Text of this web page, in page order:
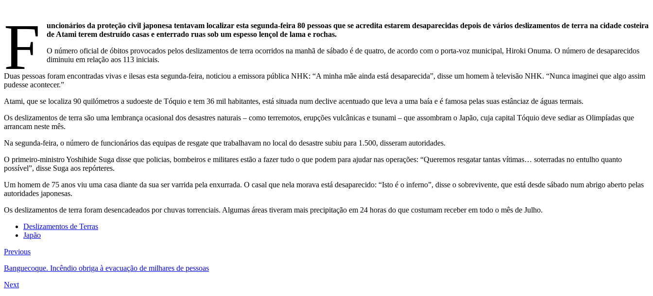
F
uncionários da proteção civil japonesa tentavam localizar esta segunda-feira 80 pessoas que se acredita estarem desaparecidas depois de vários deslizamentos de terra na cidade costeira
de Atami terem destruído casas e enterrado ruas sob um espesso lençol de lama e rochas.
O número oficial de óbitos provocados pelos deslizamentos de terra ocorridos na manhã de sábado é de quatro, de acordo com o porta-voz municipal, Hiroki Onuma. O número de desaparecidos
diminuiu em relação aos 113 iniciais.
Duas pessoas foram encontradas vivas e ilesas esta segunda-feira, noticiou a emissora pública NHK: “A minha mãe ainda está desaparecida”, disse um homem à televisão NHK. “Nunca imaginei que algo assim
pudesse acontecer.”
Atami, que se localiza 90 quilómetros a sudoeste de Tóquio e tem 36 mil habitantes, está situada num declive acentuado que leva a uma baía e é famosa pelas suas estânciaz de águas termais.
Os deslizamentos de terra são uma lembrança ocasional dos desastres naturais – como terremotos, erupções vulcânicas e tsunami – que assombram o Japão, cuja capital Tóquio deve sediar as Olimpíadas que
arrancam neste mês.
Na segunda-feira, o número de funcionários das equipas de resgate que trabalhavam no local do desastre subiu para 1.500, disseram autoridades.
O primeiro-ministro Yoshihide Suga disse que policias, bombeiros e militares estão a fazer tudo o que podem para ajudar nas operações: “Queremos resgatar tantas vítimas… soterradas no entulho quanto
possível”, disse Suga aos repórteres.
Um homem de 75 anos viu uma casa diante da sua ser varrida pela enxurrada. O casal que nela morava está desaparecido: “Isto é o inferno”, disse o sobrevivente, que está desde sábado num abrigo aberto pelas
autoridades japonesas.
Os deslizamentos de terra foram desencadeados por chuvas torrenciais. Algumas áreas tiveram mais precipitação em 24 horas do que costumam receber em todo o mês de Julho.
Deslizamentos de Terras
Japão
Previous
Banguecoque. Incêndio obriga à evacuação de milhares de pessoas
Next